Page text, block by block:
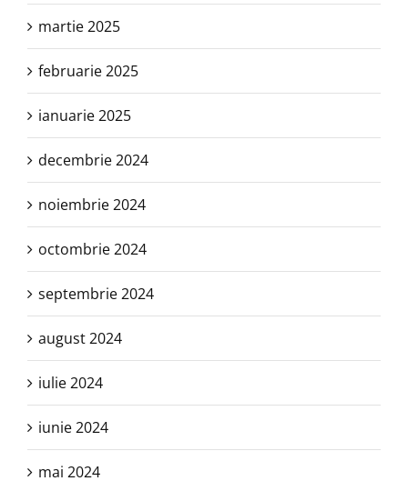
martie 2025
februarie 2025
ianuarie 2025
decembrie 2024
noiembrie 2024
octombrie 2024
septembrie 2024
august 2024
iulie 2024
iunie 2024
mai 2024